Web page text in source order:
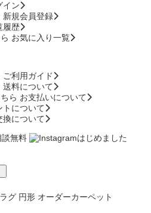
イン
新規会員登録
履歴
お気に入り一覧
ご利用ガイド
送料について
お支払いについて
トについて
換について
ラグ 円形 オーダーカーペット